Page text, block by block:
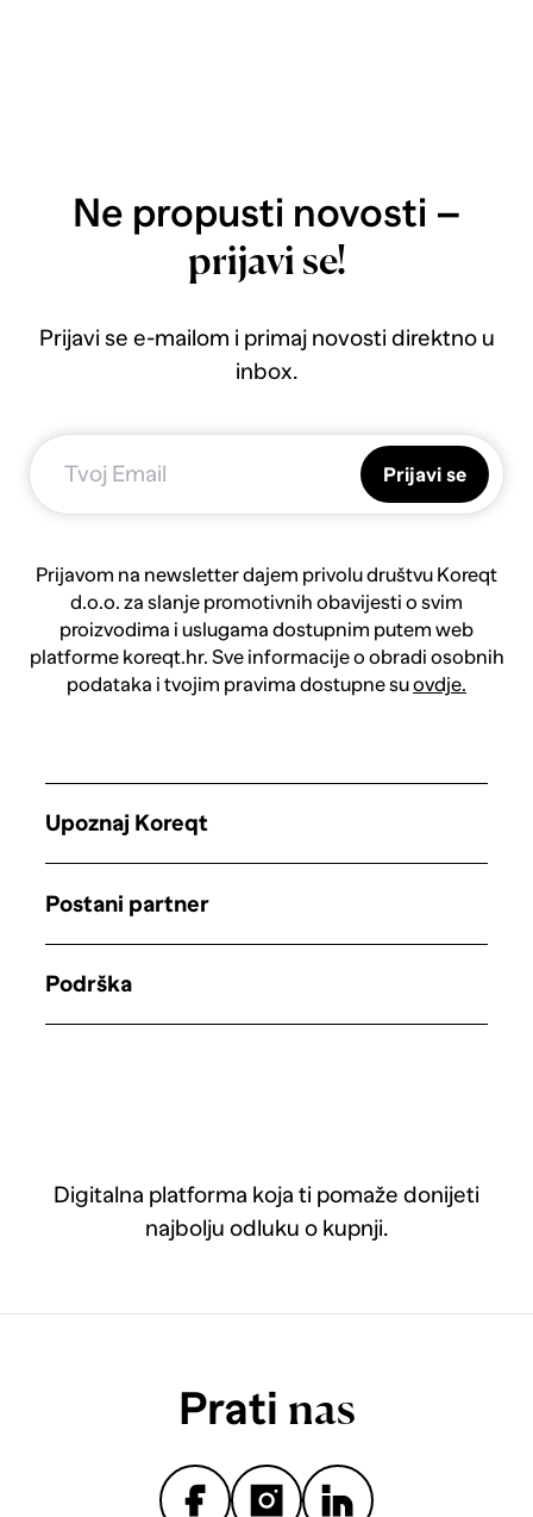
Ne propusti novosti –
prijavi se!
Prijavi se e-mailom i primaj novosti direktno u
inbox.
Prijavi se
Prijavom na newsletter dajem privolu društvu Koreqt
d.o.o. za slanje promotivnih obavijesti o svim
proizvodima i uslugama dostupnim putem web
platforme koreqt.hr. Sve informacije o obradi osobnih
podataka i tvojim pravima dostupne suovdje.
Digitalna platforma koja ti pomaže donijeti
najbolju odluku o kupnji.
Upoznaj Koreqt
Postani partner
Podrška
Prati nas